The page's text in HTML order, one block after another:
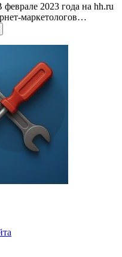
2023 года на hh.ru
маркетологов…